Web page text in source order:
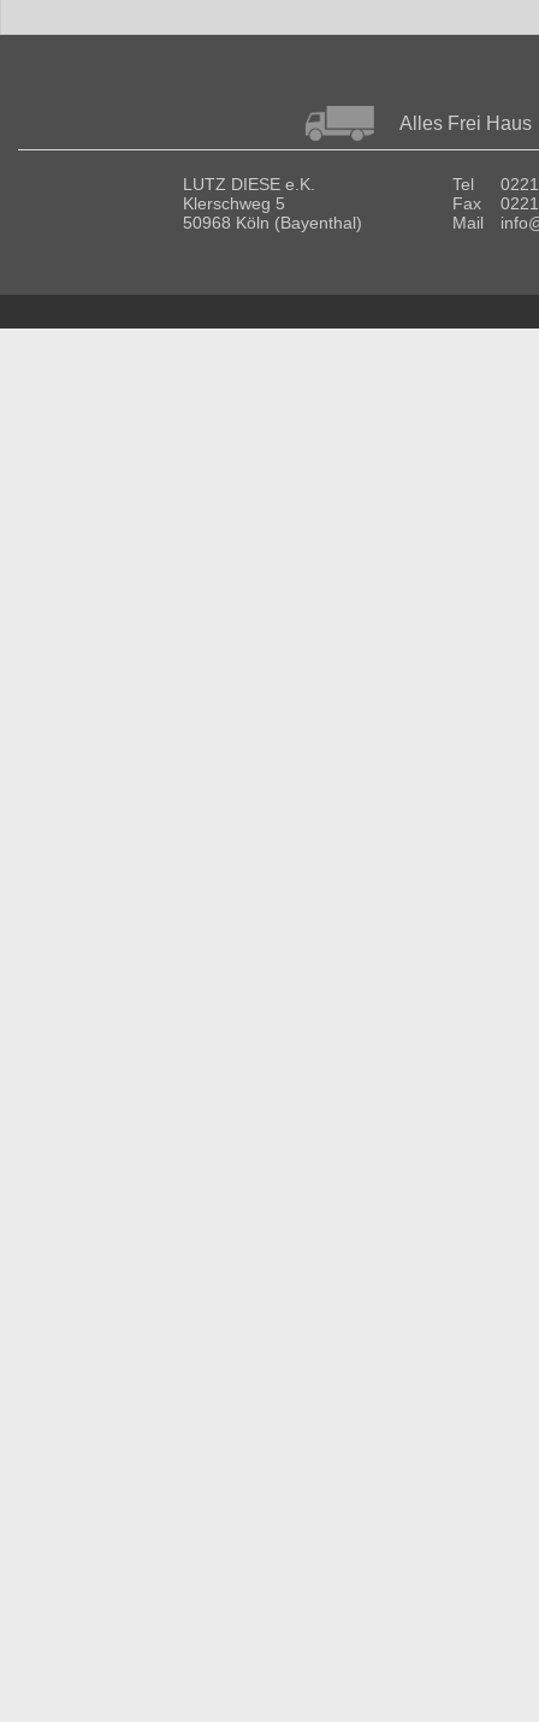
Alles Frei Haus
LUTZ DIESE e.K.
Klerschweg 5
50968 Köln (Bayenthal)
Tel
Fax
Mail